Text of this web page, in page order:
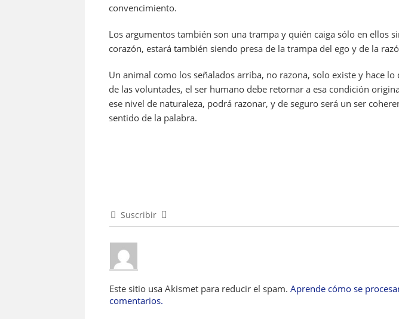
convencimiento.
Los argumentos también son una trampa y quién caiga sólo en ellos
corazón, estará también siendo presa de la trampa del ego y de la
Un animal como los señalados arriba, no razona, solo existe y hace
de las voluntades, el ser humano debe retornar a esa condición
ese nivel de naturaleza, podrá razonar, y de seguro será un ser
sentido de la palabra.
Suscribir
Este sitio usa Akismet para reducir el spam. Aprende cómo se
comentarios.